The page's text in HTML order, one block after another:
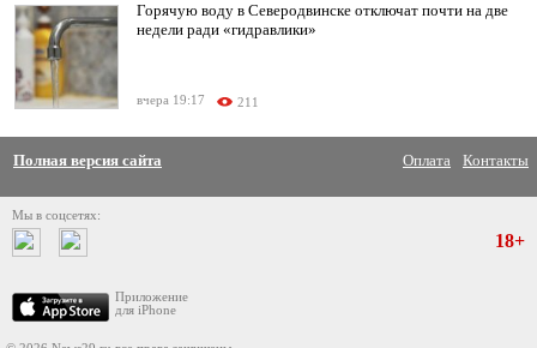
Горячую воду в Северодвинске отключат почти на две
недели ради «гидравлики»
вчера 19:17 211
Полная версия сайта Оплата Контакты
Мы в соцсетях:
Приложение
для iPhone
18+